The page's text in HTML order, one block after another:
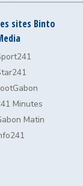
sites Binto
Minutes
Matin